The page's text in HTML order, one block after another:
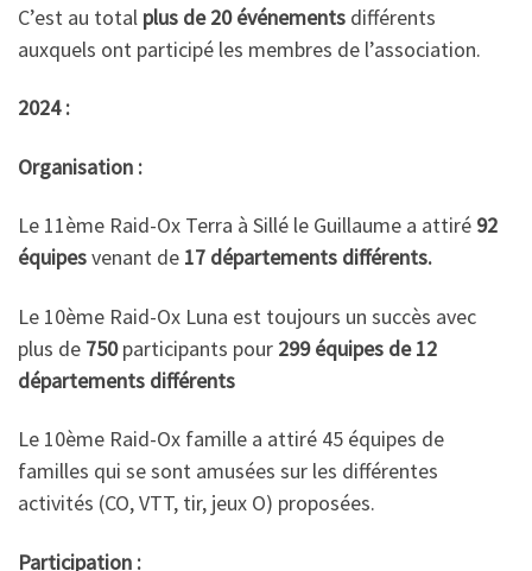
C’est au total plus de 20 événements différents
auxquels ont participé les membres de l’association.
2024 :
Organisation :
Le 11ème Raid-Ox Terra à Sillé le Guillaume a attiré 92
équipesvenant de 17 départements différents.
Le 10ème Raid-Ox Luna est toujours un succès avec
plus de 750participants pour 299 équipes de 12
départements différents
Le 10ème Raid-Ox famille a attiré 45 équipes de
familles qui se sont amusées sur les différentes
activités (CO, VTT, tir, jeux O) proposées.
Participation :